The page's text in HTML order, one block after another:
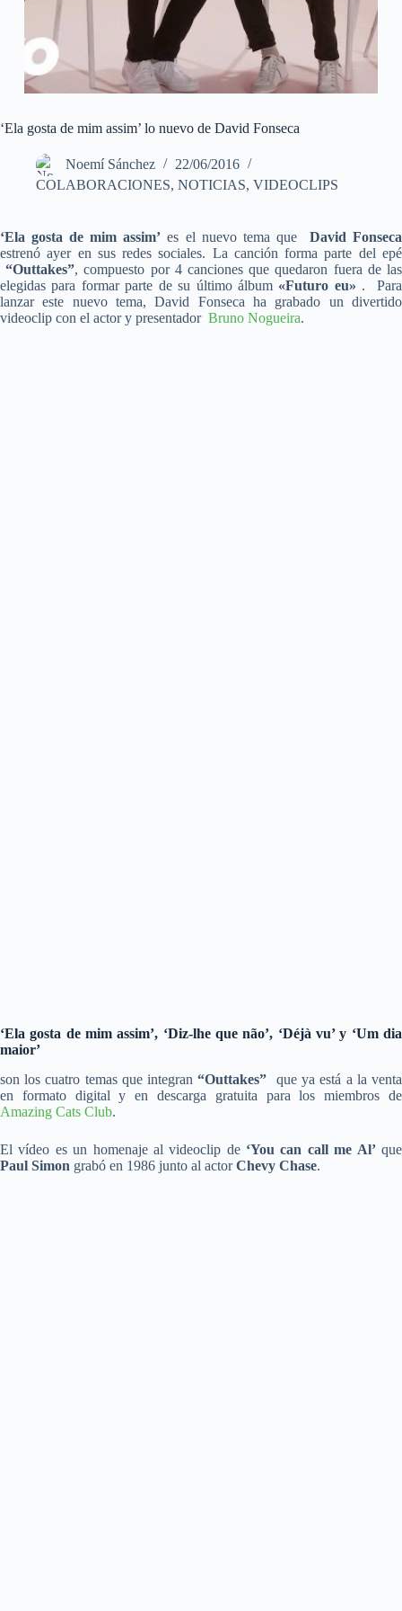
‘Ela gosta de mim assim’ lo nuevo de David Fonseca
Noemí Sánchez
22/06/2016
COLABORACIONES, NOTICIAS, VIDEOCLIPS
‘Ela gosta de mim assim’ es el nuevo tema que David Fonseca
estrenó ayer en sus redes sociales. La canción forma parte del epé
“Outtakes”, compuesto por 4 canciones que quedaron fuera de las
elegidas para formar parte de su último álbum «Futuro eu» . Para
lanzar este nuevo tema, David Fonseca ha grabado un divertido
videoclip con el actor y presentador Bruno Nogueira.
‘Ela gosta de mim assim’, ‘Diz-lhe que não’, ‘Déjà vu’ y ‘Um dia
maior’
son los cuatro temas que integran“Outtakes” que ya está a la venta
en formato digital y en descarga gratuita para los miembros de
Amazing Cats Club.
El vídeo es un homenaje al videoclip de ‘You can call me Al’que
Paul Simon grabó en 1986 junto al actorChevy Chase.